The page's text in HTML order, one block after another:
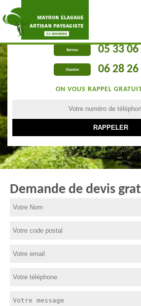
Bureau 05 33 06
Chantier 06 28 26
ON VOUS RAPPEL
Demande de devis